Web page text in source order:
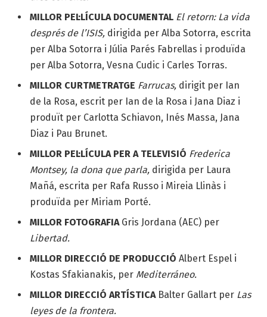
MILLOR PEL·LÍCULA DOCUMENTAL El retorn: La vida
després de l’ISIS, dirigida per Alba Sotorra, escrita
per Alba Sotorra i Júlia Parés Fabrellas i produïda
per Alba Sotorra, Vesna Cudic i Carles Torras.
MILLOR CURTMETRATGE Farrucas, dirigit per Ian
de la Rosa, escrit per Ian de la Rosa i Jana Diaz i
produït per Carlotta Schiavon, Inés Massa, Jana
Diaz i Pau Brunet.
MILLOR PEL·LÍCULA PER A TELEVISIÓ Frederica
Montsey, la dona que parla, dirigida per Laura
Mañá, escrita per Rafa Russo i Mireia Llinàs i
produïda per Miriam Porté.
MILLOR FOTOGRAFIA Gris Jordana (AEC) per
Libertad.
MILLOR DIRECCIÓ DE PRODUCCIÓ Albert Espel i
Kostas Sfakianakis, per Mediterráneo.
MILLOR DIRECCIÓ ARTÍSTICA Balter Gallart per Las
leyes de la frontera.